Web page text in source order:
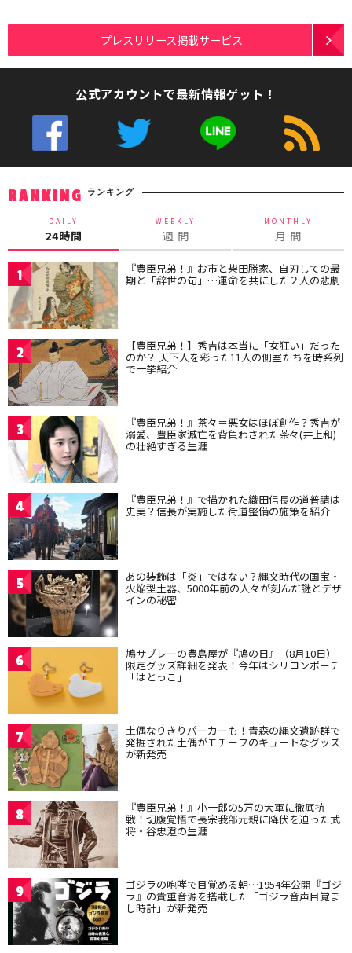
プレスリリース掲載サービス
公式アカウントで最新情報ゲット！
RANKING ランキング
DAILY
24時間
WEEKLY
週 間
MONTHLY
月 間
1 『豊臣兄弟！』お市と柴田勝家、自刃しての最
期と「辞世の句」…運命を共にした２人の悲劇
2 【豊臣兄弟！】秀吉は本当に「女狂い」だった
のか？ 天下人を彩った11人の側室たちを時系列
で一挙紹介
3 『豊臣兄弟！』茶々＝悪女はほぼ創作？秀吉が
溺愛、豊臣家滅亡を背負わされた茶々(井上和)
の壮絶すぎる生涯
4 『豊臣兄弟！』で描かれた織田信長の道普請は
史実？信長が実施した街道整備の施策を紹介
5 あの装飾は「炎」ではない？縄文時代の国宝・
火焔型土器、5000年前の人々が刻んだ謎とデザ
インの秘密
6 鳩サブレーの豊島屋が『鳩の日』（8月10日）
限定グッズ詳細を発表！今年はシリコンポーチ
「はとっこ」
7 土偶なりきりパーカーも！青森の縄文遺跡群で
発掘された土偶がモチーフのキュートなグッズ
が新発売
8 『豊臣兄弟！』小一郎の5万の大軍に徹底抗
戦！切腹覚悟で長宗我部元親に降伏を迫った武
将・谷忠澄の生涯
9 ゴジラの咆哮で目覚める朝…1954年公開『ゴジ
ラ』の貴重音源を搭載した「ゴジラ音声目覚ま
し時計」が新発売